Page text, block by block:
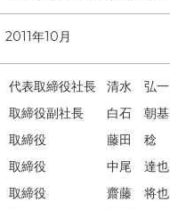
2011年10月
代表取締役社長
清水 弘一
取締役副社長
白石 朝基
取締役
藤田 稔
取締役
中尾 達也
取締役
齋藤 将也